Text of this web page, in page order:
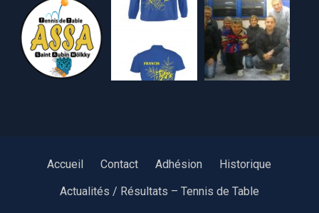
Accueil Contact Adhésion
Historique
Actualités / Résultats – Tennis de Table